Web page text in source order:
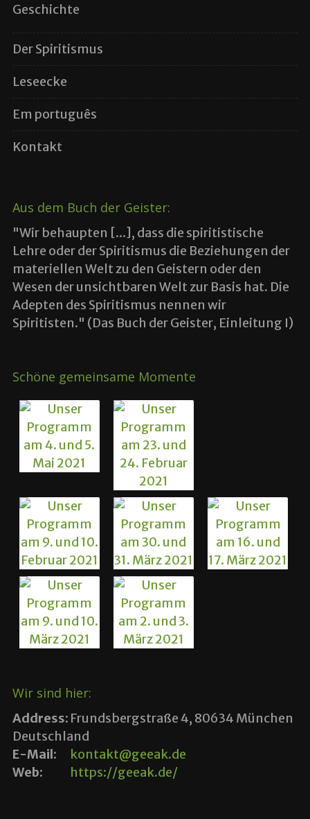
Geschichte
Der Spiritismus
Leseecke
Em português
Kontakt
Aus dem Buch der Geister:
"Wir behaupten [...], dass die spiritistische
Lehre oder der Spiritismus die Beziehungen der
materiellen Welt zu den Geistern oder den
Wesen der unsichtbaren Welt zur Basis hat. Die
Adepten des Spiritismus nennen wir
Spiritisten." (Das Buch der Geister, Einleitung I)
Schöne gemeinsame Momente
Wir sind hier:
Address:Frundsbergstraße 4, 80634 München
Deutschland
E-Mail:
kontakt@geeak.de
Web:
https://geeak.de/